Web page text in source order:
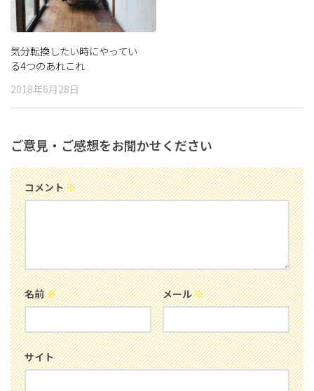
気分転換したい時にやってい
る4つのあれこれ
2018年6月28日
ご意見・ご感想をお聞かせください
コメント※
名前※ メール※
サイト